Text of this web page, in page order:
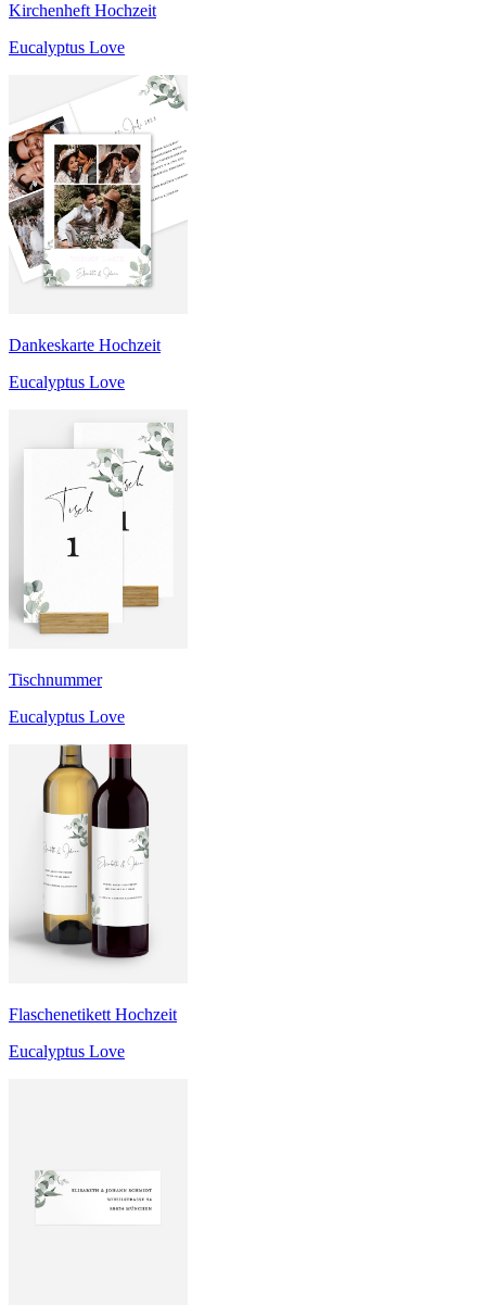
Kirchenheft Hochzeit
Eucalyptus Love
Dankeskarte Hochzeit
Eucalyptus Love
Tischnummer
Eucalyptus Love
Flaschenetikett Hochzeit
Eucalyptus Love